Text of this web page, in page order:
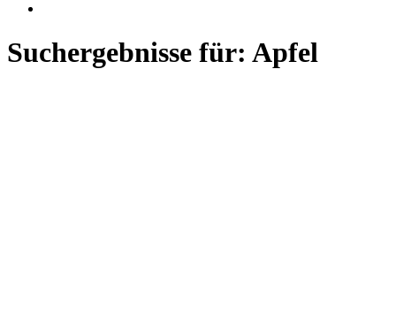
Suchergebnisse für: Apfel